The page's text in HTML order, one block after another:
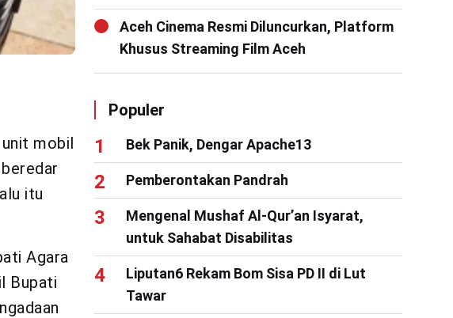
mobil
itu
Agara
Bupati
Aceh Cinema Resmi Diluncurkan, Platform
Khusus Streaming Film Aceh
Populer
Bek Panik, Dengar Apache13
Pemberontakan Pandrah
Mengenal Mushaf Al-Qur’an Isyarat,
untuk Sahabat Disabilitas
Liputan6 Rekam Bom Sisa PD II di Lut
Tawar